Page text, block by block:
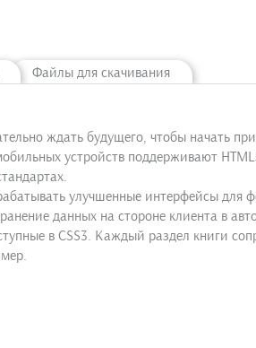
Файлы для скачивания
ждать будущего, чтобы начать
устройств поддерживают
улучшенные интерфейсы
данных на стороне клиента в
в CSS3. Каждый раздел книги